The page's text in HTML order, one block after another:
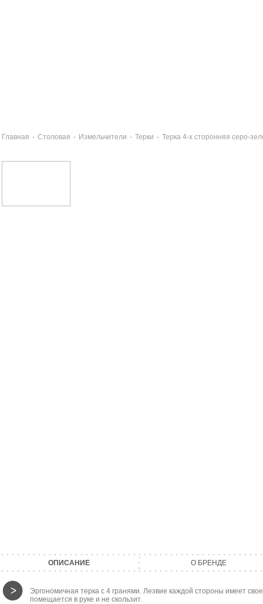
Главная - Столовая - Измельчители - Терки - Терка 4-х сторонняя серо-
ОПИСАНИЕ О БРЕНДЕ
Эргономичная терка с 4 гранями. Лезвие каждой стороны имеет
помещается в руке и не скользит.